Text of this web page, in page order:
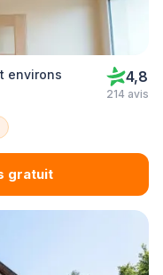
environs 4,8
214 avis
gratuit